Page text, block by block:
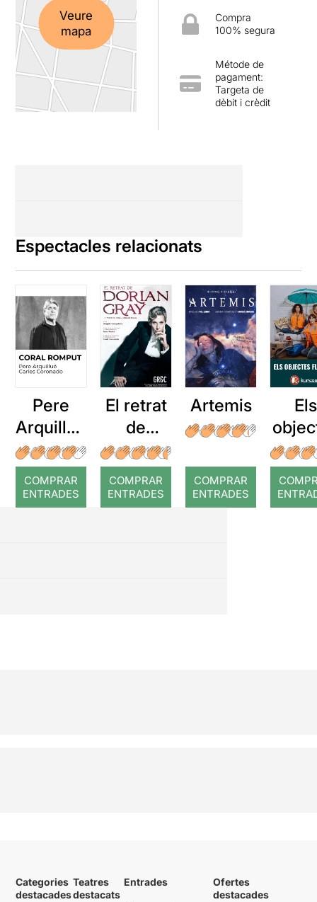
Veure
mapa
Compra
100% segura
Métode de
pagament:
Targeta de
dèbit i crèdit
Espectacles relacionats
Pere
Arquillué
: Coral
romput
COMPRAR
ENTRADES
El retrat
de
Dorian
Gray
COMPRAR
ENTRADES
Artemis
COMPRAR
ENTRADES
Els
de
Categories
destacades
Teatres
destacats
Entrades
Ofertes
destacades